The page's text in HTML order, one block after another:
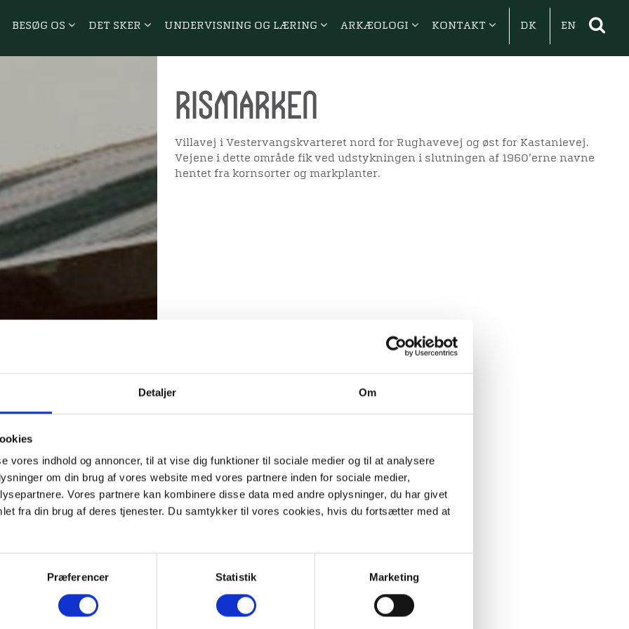
Detaljer Om
vores indhold og annoncer, til at vise dig funktioner til sociale medier og til at analysere
om din brug af vores website med vores partnere inden for sociale medier,
Vores partnere kan kombinere disse data med andre oplysninger, du har givet
fra din brug af deres tjenester. Du samtykker til vores cookies, hvis du fortsætter med at
Præferencer Statistik Marketing
BESØG OS DET SKER UNDERVISNING OG LÆRING ARKÆOLOGI KONTAKT DK EN
Rismarken
Villavej i Vestervangskvarteret nord for Rughavevej og øst for Kastanievej.
Vejene i dette område fik ved udstykningen i slutningen af 1960’erne navne
hentet fra kornsorter og markplanter.